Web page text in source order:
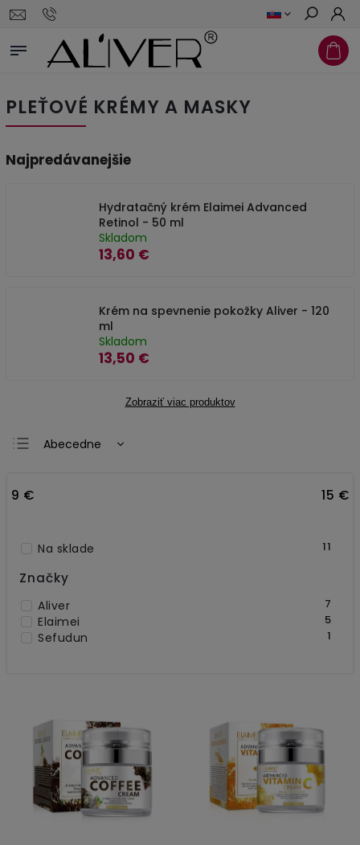
Hľadať
PLEŤOVÉ KRÉMY A MASKY
Najpredávanejšie
Hydratačný krém Elaimei Advanced
Retinol - 50 ml
Skladom
13,60 €
Krém na spevnenie pokožky Aliver - 120
ml
Skladom
13,50 €
Zobraziť viac produktov
Abecedne
9 € 15 €
Na sklade 11
Značky
Aliver 7
Elaimei 5
Sefudun 1